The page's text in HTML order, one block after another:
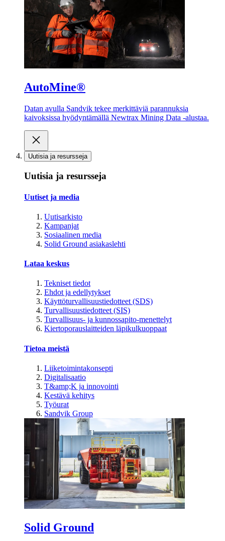
AutoMine®
Datan avulla Sandvik tekee merkittäviä parannuksia
kaivoksissa hyödyntämällä Newtrax Mining Data -alustaa.
Uutisia ja resursseja
Uutisia ja resursseja
Uutiset ja media
Uutisarkisto
Kampanjat
Sosiaalinen media
Solid Ground asiakaslehti
Lataa keskus
Tekniset tiedot
Ehdot ja edellytykset
Käyttöturvallisuustiedotteet (SDS)
Turvallisuustiedotteet (SIS)
Turvallisuus- ja kunnossapito-menettelyt
Kiertoporauslaitteiden läpikulkuoppaat
Tietoa meistä
Liiketoimintakonsepti
Digitalisaatio
T&amp;K ja innovointi
Kestävä kehitys
Työurat
Sandvik Group
Solid Ground